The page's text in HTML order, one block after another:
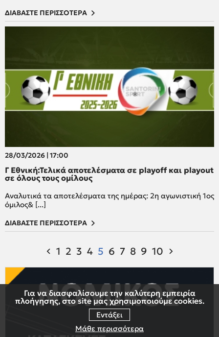
Για να διασφαλίσουμε την καλύτερη εμπειρία
πλοήγησης, στο site μας χρησιμοποιούμε cookies.
Εντάξει
Μάθε περισσότερα
ΔΙΑΒΑΣΤΕ ΠΕΡΙΣΣΟΤΕΡΑ
28/03/2026 | 17:00
Γ Εθνική:Τελικά αποτελέσματα σε playoff και playout
σε όλους τους ομίλους
Αναλυτικά τα αποτελέσματα της ημέρας: 2η αγωνιστική 1ος
όμιλος& [...]
ΔΙΑΒΑΣΤΕ ΠΕΡΙΣΣΟΤΕΡΑ
1 2 3 4 5 6 7 8 9 10